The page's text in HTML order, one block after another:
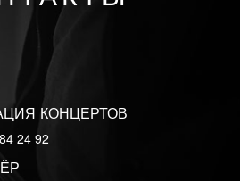
КОНЦЕРТОВ
24 92